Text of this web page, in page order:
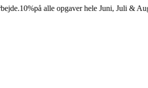
10%på alle opgaver hele Juni, Juli & August.